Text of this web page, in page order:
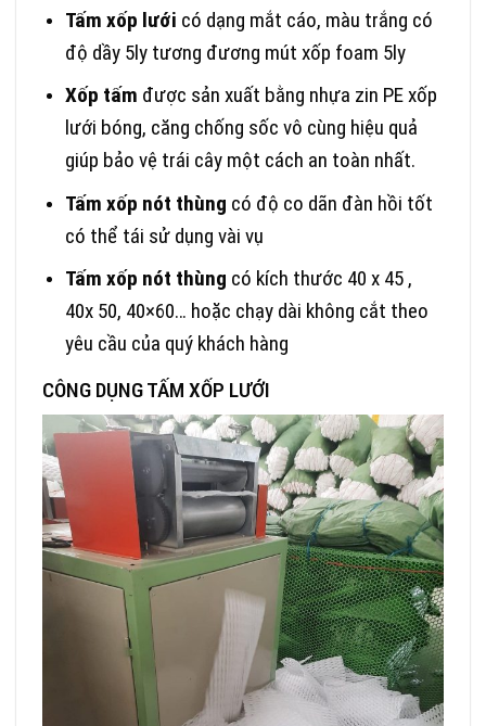
Tấm xốp lưới có dạng mắt cáo, màu trắng có
độ dầy 5ly tương đương mút xốp foam 5ly
Xốp tấm được sản xuất bằng nhựa zin PE xốp
lưới bóng, căng chống sốc vô cùng hiệu quả
giúp bảo vệ trái cây một cách an toàn nhất.
Tấm xốp nót thùng có độ co dãn đàn hồi tốt
có thể tái sử dụng vài vụ
Tấm xốp nót thùng có kích thước 40 x 45 ,
40x 50, 40×60… hoặc chạy dài không cắt theo
yêu cầu của quý khách hàng
CÔNG DỤNG TẤM XỐP LƯỚI